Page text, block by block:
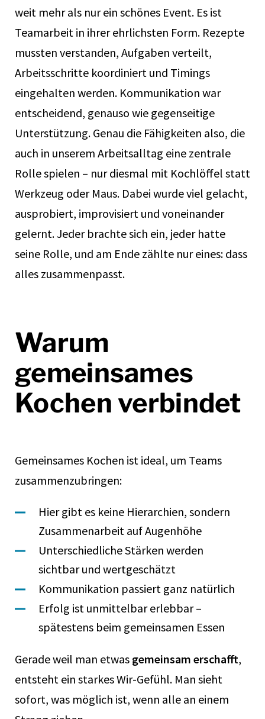
weit mehr als nur ein schönes Event. Es ist
Teamarbeit in ihrer ehrlichsten Form. Rezepte
mussten verstanden, Aufgaben verteilt,
Arbeitsschritte koordiniert und Timings
eingehalten werden. Kommunikation war
entscheidend, genauso wie gegenseitige
Unterstützung. Genau die Fähigkeiten also, die
auch in unserem Arbeitsalltag eine zentrale
Rolle spielen – nur diesmal mit Kochlöffel statt
Werkzeug oder Maus. Dabei wurde viel gelacht,
ausprobiert, improvisiert und voneinander
gelernt. Jeder brachte sich ein, jeder hatte
seine Rolle, und am Ende zählte nur eines: dass
alles zusammenpasst.
Warum
gemeinsames
Kochen verbindet
Gemeinsames Kochen ist ideal, um Teams
zusammenzubringen:
Hier gibt es keine Hierarchien, sondern
Zusammenarbeit auf Augenhöhe
Unterschiedliche Stärken werden
sichtbar und wertgeschätzt
Kommunikation passiert ganz natürlich
Erfolg ist unmittelbar erlebbar –
spätestens beim gemeinsamen Essen
Gerade weil man etwas gemeinsam erschafft,
entsteht ein starkes Wir-Gefühl. Man sieht
sofort, was möglich ist, wenn alle an einem